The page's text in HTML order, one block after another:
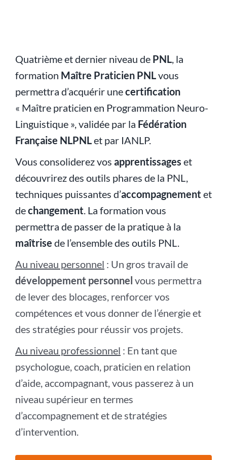
Quatrième et dernier niveau de PNL, la
formation Maître Praticien PNLvous
permettra d’acquérir unecertification
« Maître praticien en Programmation Neuro-
Linguistique », validée par la Fédération
Française NLPNLet par IANLP.
Vous consoliderez vos apprentissages et
découvrirez des outils phares de la PNL,
techniques puissantes d’accompagnement et
dechangement. La formation vous
permettra de passer de la pratique à la
maîtrise de l’ensemble des outils PNL.
Au niveau personnel : Un gros travail de
développement personnel vous permettra
de lever des blocages, renforcer vos
compétences et vous donner de l’énergie et
des stratégies pour réussir vos projets.
Au niveau professionnel : En tant que
psychologue, coach, praticien en relation
d’aide, accompagnant, vous passerez à un
niveau supérieur en termes
d’accompagnement et de stratégies
d’intervention.